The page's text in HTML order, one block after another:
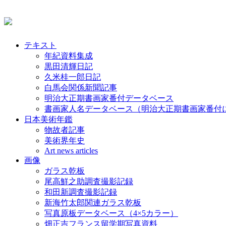
テキスト
年紀資料集成
黒田清輝日記
久米桂一郎日記
白馬会関係新聞記事
明治大正期書画家番付データベース
書画家人名データベース（明治大正期書画家番付
日本美術年鑑
物故者記事
美術界年史
Art news articles
画像
ガラス乾板
尾高鮮之助調査撮影記録
和田新調査撮影記録
新海竹太郎関連ガラス乾板
写真原板データベース（4×5カラー）
畑正吉フランス留学期写真資料